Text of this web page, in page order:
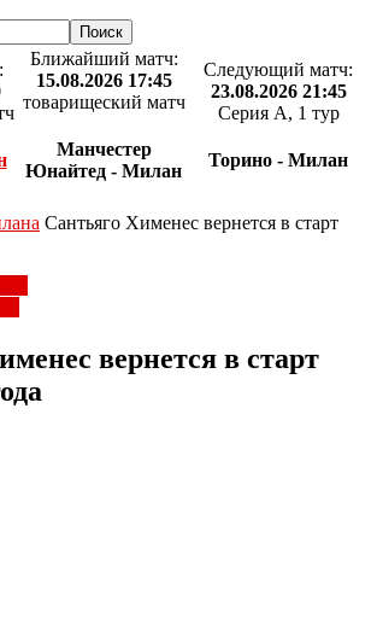
Ближайший матч:
15.08.2026 17:45
товарищеский матч
Манчестер
Юнайтед - Милан
Следующий матч:
23.08.2026 21:45
Серия А, 1 тур
Торино - Милан
Сантьяго Хименес вернется в старт
вернется в старт